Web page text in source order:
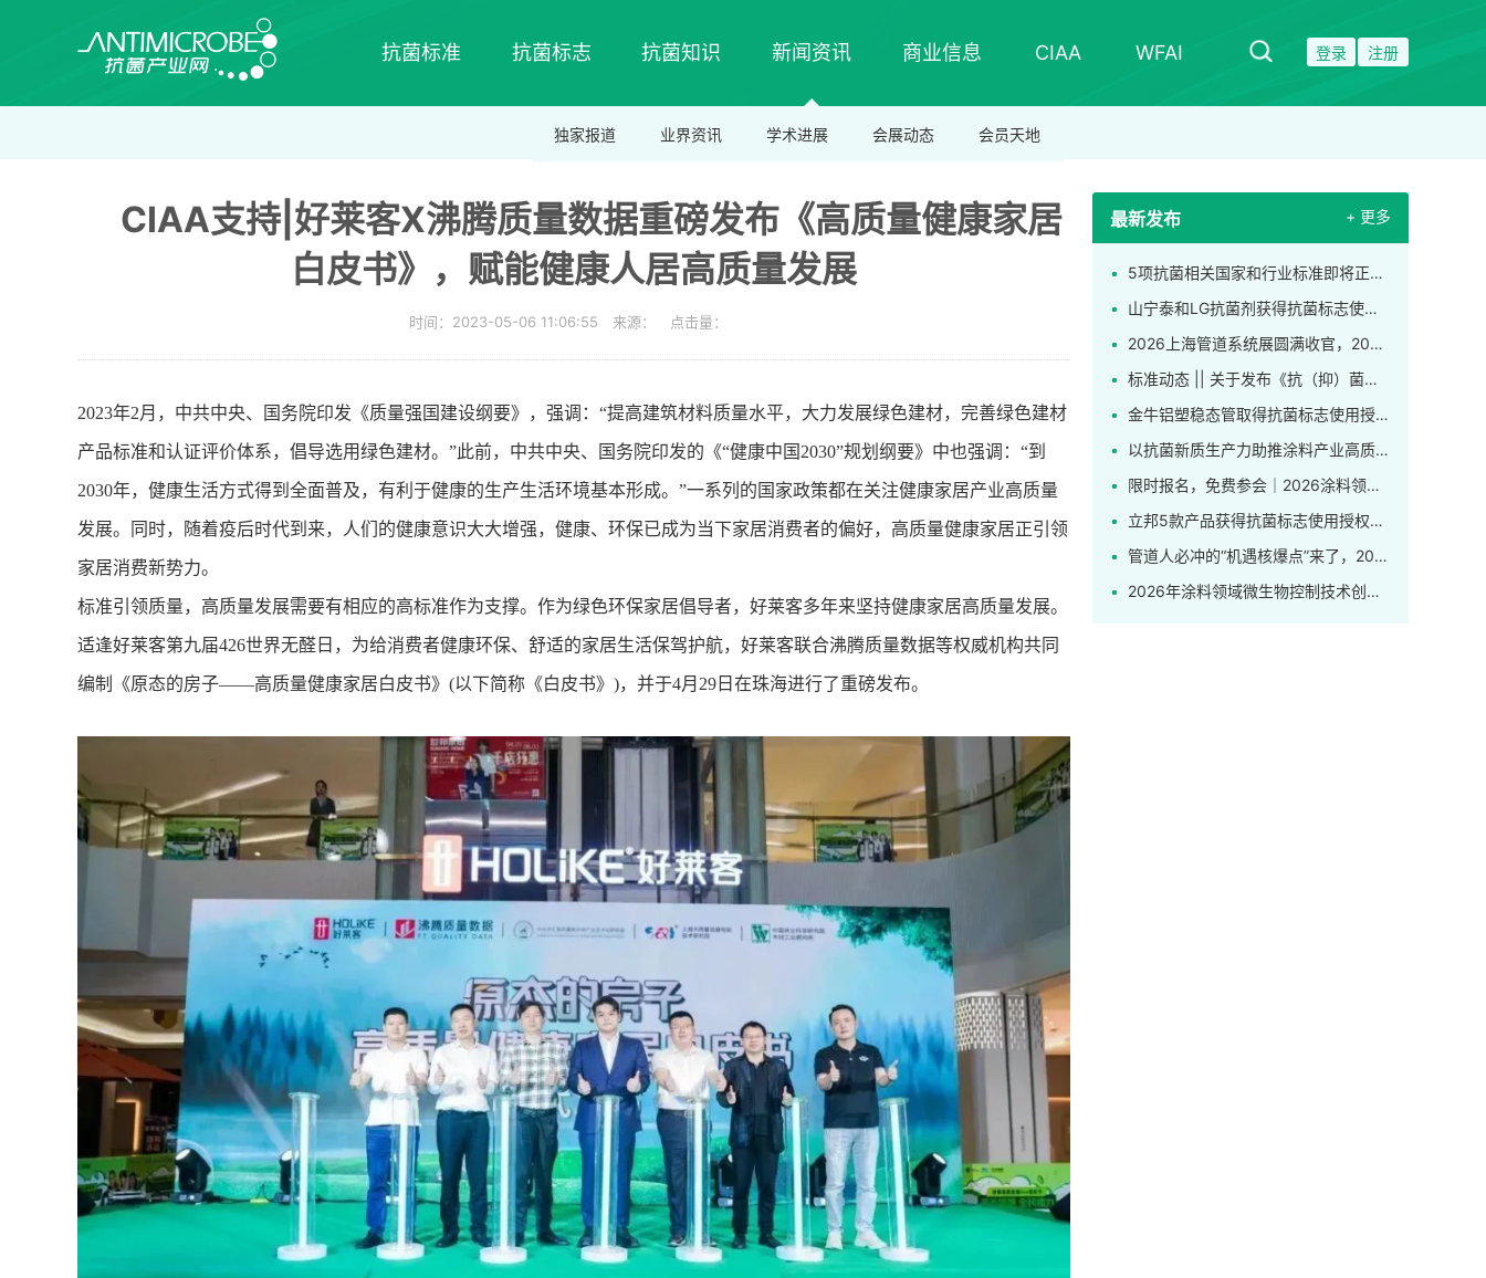
抗菌标准 抗菌标志 抗菌知识 新闻资讯
独家报道 业界资讯 学术进展 会展动态 会员天地
商业信息 CIAA WFAI 登录 注册
CIAA支持|好莱客X沸腾质量数据重磅发布《高质量健康家居
白皮书》，赋能健康人居高质量发展
时间：2023-05-06 11:06:55 来源： 点击量：
2023年2月，中共中央、国务院印发《质量强国建设纲要》，强调：“提高建筑材料质量水平，大力发展绿色建材，完善绿色建材
产品标准和认证评价体系，倡导选用绿色建材。”此前，中共中央、国务院印发的《“健康中国2030”规划纲要》中也强调：“到
2030年，健康生活方式得到全面普及，有利于健康的生产生活环境基本形成。”一系列的国家政策都在关注健康家居产业高质量
发展。同时，随着疫后时代到来，人们的健康意识大大增强，健康、环保已成为当下家居消费者的偏好，高质量健康家居正引领
家居消费新势力。
标准引领质量，高质量发展需要有相应的高标准作为支撑。作为绿色环保家居倡导者，好莱客多年来坚持健康家居高质量发展。
适逢好莱客第九届426世界无醛日，为给消费者健康环保、舒适的家居生活保驾护航，好莱客联合沸腾质量数据等权威机构共同
编制《原态的房子——高质量健康家居白皮书》(以下简称《白皮书》)，并于4月29日在珠海进行了重磅发布。
最新发布 + 更多
5项抗菌相关国家和行业标准即将正式实施
山宁泰和LG抗菌剂获得抗菌标志使用授权，，成为CIAA合格抗菌材料供应商
2026上海管道系统展圆满收官，2027再赴新程！
标准动态 || 关于发布《抗（抑）菌卫生巾（护垫）、卫生裤》团体标准的公告
金牛铝塑稳态管取得抗菌标志使用授权！一线品牌缘何争相申领这枚标识？
以抗菌新质生产力助推涂料产业高质量发展，2026涂料微生物控制技术创新应用研讨会在上海举行
限时报名，免费参会｜2026涂料领域微生物控制技术创新应用研讨会发布完整日程！
立邦5款产品获得抗菌标志使用授权，解锁健康家居新标杆！
管道人必冲的“机遇核爆点”来了，2026上海管道系统展盛大开幕！
2026年涂料领域微生物控制技术创新应用研讨会发布最新日程